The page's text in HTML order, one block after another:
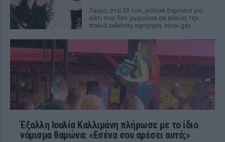
Τώρα, στα 53 του, μίλησε δημόσια για
κάτι που δεν χωρούσε σε εκείνη την
παλιά celebrity αφήγηση: είναι gay
Έξαλλη Ιουλία Καλλιμάνη πλήρωσε με το ίδιο
νόμισμα θαμώνα: «Εσένα σου αρέσει αυτό;»